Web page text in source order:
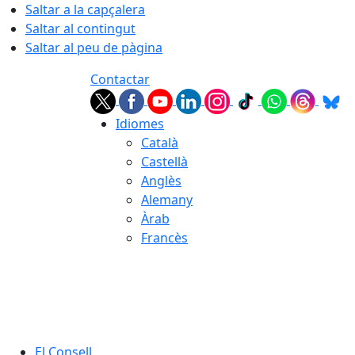
Saltar a la capçalera
Saltar al contingut
Saltar al peu de pàgina
Contactar
Idiomes
Català
Castellà
Anglès
Alemany
Àrab
Francès